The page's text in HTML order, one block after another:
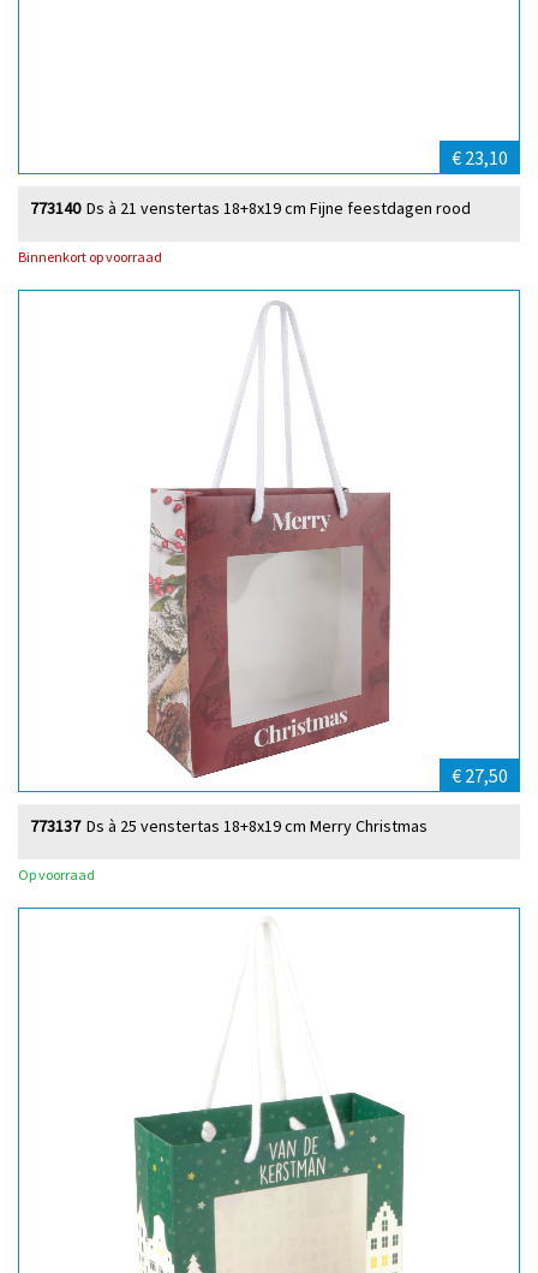
€ 23,10
Ds à 21 venstertas 18+8x19 cm Fijne feestdagen rood
773140
Binnenkort op voorraad
€ 27,50
Ds à 25 venstertas 18+8x19 cm Merry Christmas
773137
Op voorraad